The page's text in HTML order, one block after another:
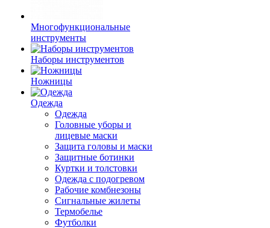
Многофункциональные
инструменты
Наборы инструментов
Ножницы
Одежда
Одежда
Головные уборы и
лицевые маски
Защита головы и маски
Защитные ботинки
Куртки и толстовки
Одежда с подогревом
Рабочие комбнезоны
Сигнальные жилеты
Термобелье
Футболки